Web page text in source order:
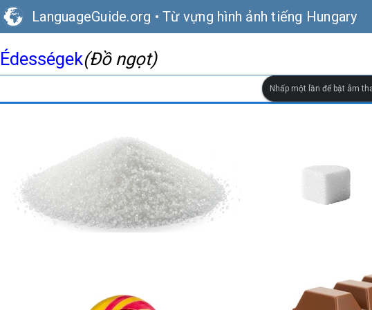
LanguageGuide.org • Từ vựng hình ảnh tiếng Hungary
Édességek(Đồ ngọt)
Nhấp một lần để bật âm